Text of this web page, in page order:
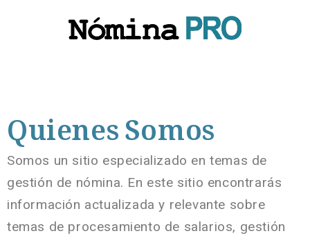
Quienes Somos
Somos un sitio especializado en temas de
gestión de nómina. En este sitio encontrarás
información actualizada y relevante sobre
temas de procesamiento de salarios, gestión